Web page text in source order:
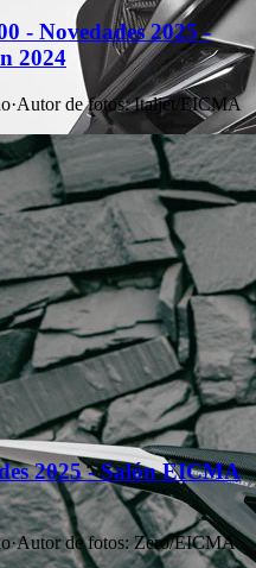
- Novedades 2025 -
2024
·Autor de fotos: Italjet/EICMA
2025 - Salón EICMA
·Autor de fotos: Zero/EICMA